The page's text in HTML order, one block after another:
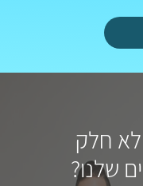
לא חלק
שלנו?